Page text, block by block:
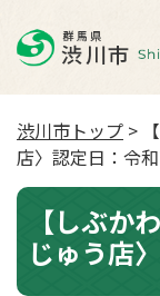
渋川市トップ >
店〉認定日：令
【しぶか
じゅう店